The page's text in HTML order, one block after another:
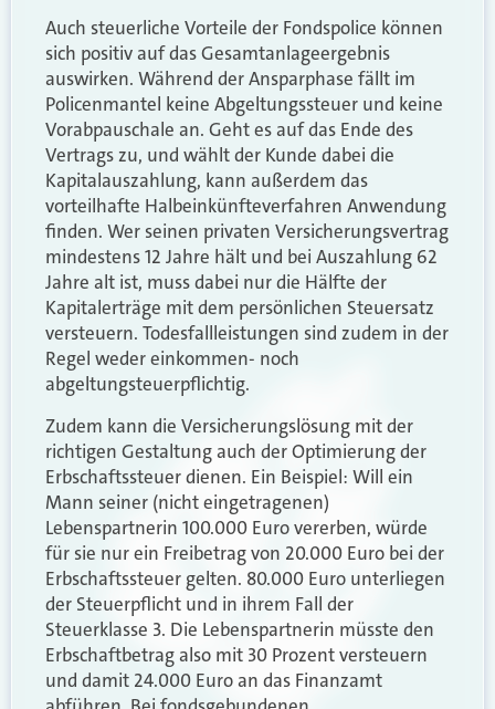
Auch steuerliche Vorteile der Fondspolice können
sich positiv auf das Gesamtanlageergebnis
auswirken. Während der Ansparphase fällt im
Policenmantel keine Abgeltungssteuer und keine
Vorabpauschale an. Geht es auf das Ende des
Vertrags zu, und wählt der Kunde dabei die
Kapitalauszahlung, kann außerdem das
vorteilhafte Halbeinkünfteverfahren Anwendung
finden. Wer seinen privaten Versicherungsvertrag
mindestens 12 Jahre hält und bei Auszahlung 62
Jahre alt ist, muss dabei nur die Hälfte der
Kapitalerträge mit dem persönlichen Steuersatz
versteuern. Todesfallleistungen sind zudem in der
Regel weder einkommen- noch
abgeltungsteuerpflichtig.
Zudem kann die Versicherungslösung mit der
richtigen Gestaltung auch der Optimierung der
Erbschaftssteuer dienen. Ein Beispiel: Will ein
Mann seiner (nicht eingetragenen)
Lebenspartnerin 100.000 Euro vererben, würde
für sie nur ein Freibetrag von 20.000 Euro bei der
Erbschaftssteuer gelten. 80.000 Euro unterliegen
der Steuerpflicht und in ihrem Fall der
Steuerklasse 3. Die Lebenspartnerin müsste den
Erbschaftbetrag also mit 30 Prozent versteuern
und damit 24.000 Euro an das Finanzamt